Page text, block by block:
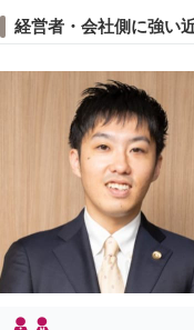
経営者・会社側に強い